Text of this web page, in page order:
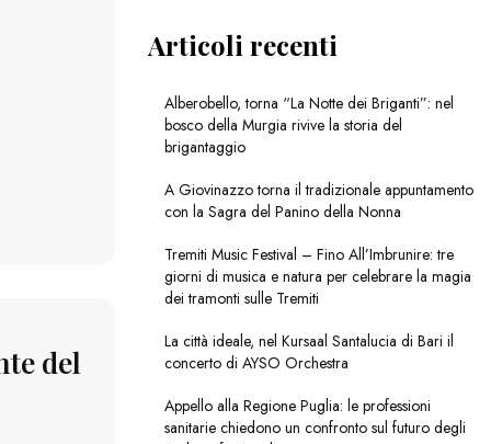
del
Articoli recenti
Alberobello, torna “La Notte dei Briganti”: nel
bosco della Murgia rivive la storia del
brigantaggio
A Giovinazzo torna il tradizionale appuntamento
con la Sagra del Panino della Nonna
Tremiti Music Festival – Fino All’Imbrunire: tre
giorni di musica e natura per celebrare la magia
dei tramonti sulle Tremiti
La città ideale, nel Kursaal Santalucia di Bari il
concerto di AYSO Orchestra
Appello alla Regione Puglia: le professioni
sanitarie chiedono un confronto sul futuro degli